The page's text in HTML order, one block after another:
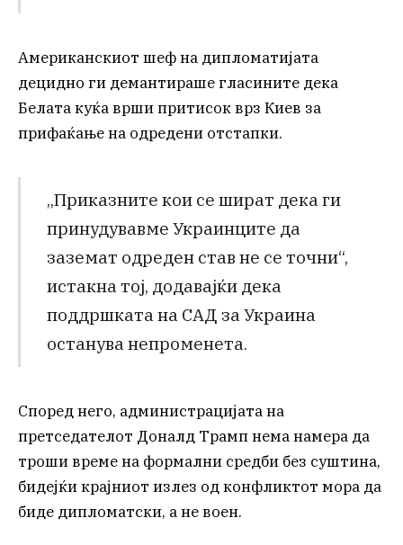
Американскиот шеф на дипломатијата
децидно ги демантираше гласините дека
Белата куќа врши притисок врз Киев за
прифаќање на одредени отстапки.
„Приказните кои се шират дека ги
принудувавме Украинците да
заземат одреден став не се точни“,
истакна тој, додавајќи дека
поддршката на САД за Украина
останува непроменета.
Според него, администрацијата на
претседателот Доналд Трамп нема намера да
троши време на формални средби без суштина,
бидејќи крајниот излез од конфликтот мора да
биде дипломатски, а не воен.